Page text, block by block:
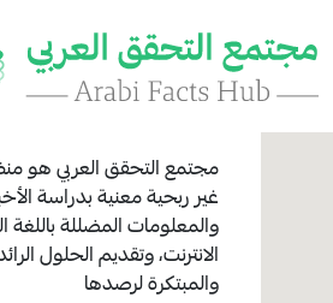
1
مجتمع التحقق العربيهو
غير ربحية معنية بدراسة
والمعلومات المضللة باللغة
الانترنت، وتقديم الحلول
والمبتكرة لرصدها